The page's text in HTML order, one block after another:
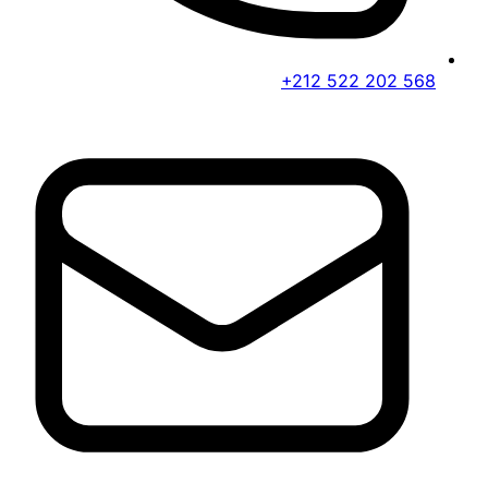
+212 522 202 568